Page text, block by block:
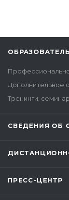
Дополнительное
Тренинги,
СВЕДЕНИЯ ОБ
ПРЕСС-ЦЕНТР